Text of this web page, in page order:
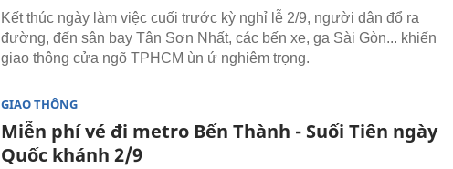
Kết thúc ngày làm việc cuối trước kỳ nghỉ lễ 2/9, người dân đổ ra
đường, đến sân bay Tân Sơn Nhất, các bến xe, ga Sài Gòn... khiến
giao thông cửa ngõ TPHCM ùn ứ nghiêm trọng.
GIAO THÔNG
Miễn phí vé đi metro Bến Thành - Suối Tiên ngày
Quốc khánh 2/9